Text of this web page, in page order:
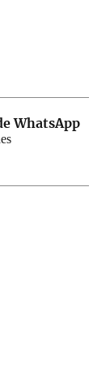
WhatsApp